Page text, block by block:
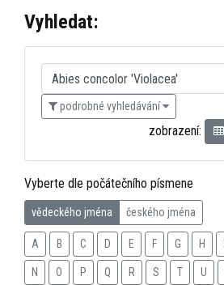
Vyhledat:
podrobné vyhledávání
zobrazení:
Vyberte dle počátečního písmene
vědeckého jména českého jména
A B C D E F G H
N O P Q R S T U